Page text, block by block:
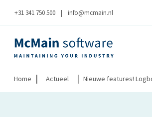
+31 341 750 500 | info@mcmain.nl
Home | Actueel | Nieuwe features!